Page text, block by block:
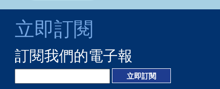
立即訂閱
訂閱我們的電子報